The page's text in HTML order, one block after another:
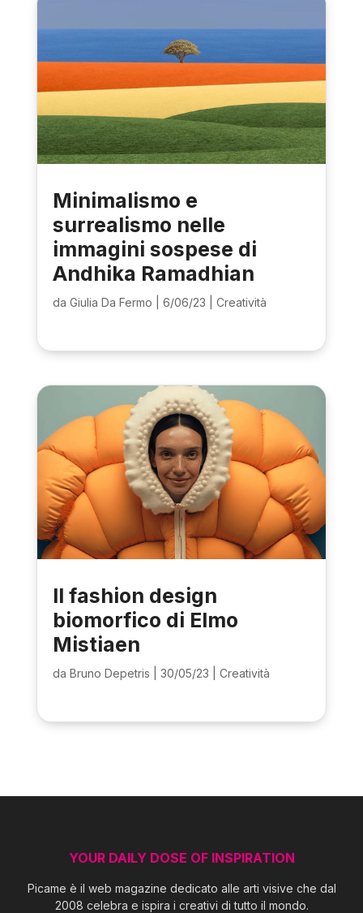
Minimalismo e
surrealismo nelle
immagini sospese di
Andhika Ramadhian
da Giulia Da Fermo 6/06/23 Creatività
Il fashion design
biomorfico di Elmo
Mistiaen
da Bruno Depetris 30/05/23 Creatività
YOUR DAILY DOSE OF INSPIRATION
Picame è il web magazine dedicato alle arti visive che dal
2008 celebra e ispira i creativi di tutto il mondo.